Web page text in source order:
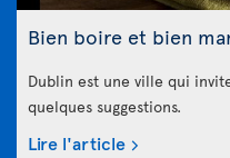
Bien boire et bien
Dublin est une ville qui
quelques suggestions.
Lire l'article